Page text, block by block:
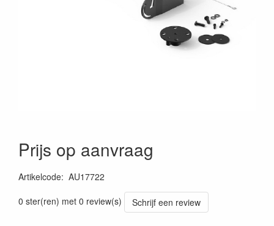
Prijs op aanvraag
Artikelcode: AU17722
0 ster(ren) met 0 review(s)
Schrijf een review